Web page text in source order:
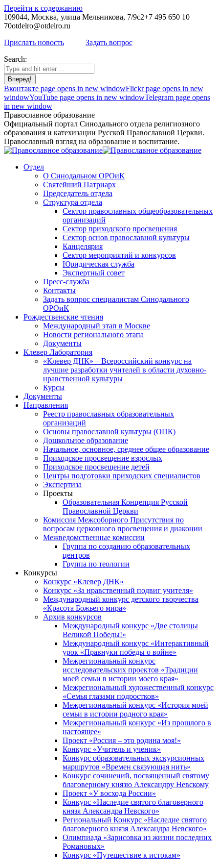
Перейти к содержанию
109044, Москва, улица Мельникова, 7/9с2+7 495 650 10
70otdelro@otdelro.ru
Прислать новость
Задать вопрос
Search:
Вконтакте page opens in new windowFlickr page opens in new
windowYouTube page opens in new windowTelegram page opens
in new window
Православное образование
Официальный портал Синодального отдела религиозного
образования и катехизации Русской Православной Церкви.
Православный взгляд на образование и воспитание.
Отдел
О Синодальном ОРОиК
Святейший Патриарх
Председатель отдела
Структура отдела
Сектор православных общеобразовательных
организаций
Сектор приходского просвещения
Сектор основ православной культуры
Канцелярия
Сектор мероприятий и конкурсов
Юридическая служба
Экспертный совет
Пресс-служба
Контакты
Задать вопрос специалистам Синодального
ОРОиК
Рождественские чтения
Международный этап в Москве
Новости регионального этапа
Документы
Клевер Лаборатория
«Клевер ДНК» – Всероссийский конкурс на
лучшие разработки учителей в области духовно-
нравственной культуры
Курсы
Документы
Направления
Реестр православных образовательных
организаций
Основы православной культуры (ОПК)
Дошкольное образование
Начальное, основное, среднее общее образование
Приходское просвещение взрослых
Приходское просвещение детей
Центры подготовки приходских специалистов
Экспертиза
Проекты
Образовательная Концепция Русской
Православной Церкви
Комиссия Межсоборного Присутствия по
вопросам церковного просвещения и диаконии
Межведомственные комиссии
Группа по созданию образовательных
центров
Группа по теологии
Конкурсы
Конкурс «Клевер ДНК»
Конкурс «За нравственный подвиг учителя»
Международный конкурс детского творчества
«Красота Божьего мира»
Архив конкурсов
Международный конкурс «Две столицы
Великой Победы!»
Международный конкурс «Интерактивный
урок «Правнуки победы о войне»
Межрегиональный конкурс
исследовательских проектов «Традиции
моей семьи в истории моего края»
Межрегиональный художественный конкурс
«Семья глазами подростков»
Межрегиональный конкурс «История моей
семьи в истории родного края»
Межрегиональный конкурс «Из прошлого в
настоящее»
Проект «Россия – это родина моя!»
Конкурс «Учитель и ученик»
Конкурс образовательных экскурсионных
маршрутов «Времен связующая нить»
Конкурс сочинений, посвященный святому
благоверному князю Александру Невскому
Проект «У восхода России»
Конкурс «Наследие святого благоверного
князя Александра Невского»
Региональный Конкурс «Наследие святого
благоверного князя Александра Невского»
Олимпиада «Зарисовка из жизни последних
Романовых»
Конкурс «Путешествие к истокам»